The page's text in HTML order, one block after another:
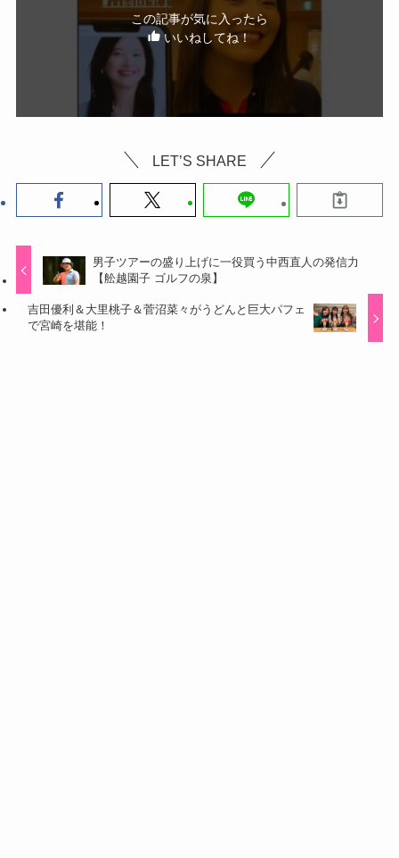
この記事が気に入ったら
いいねしてね！
LET’S SHARE
男子ツアーの盛り上げに一役買う中西直人の発信力
【舩越園子 ゴルフの泉】
吉田優利＆大里桃子＆菅沼菜々がうどんと巨大パフェ
で宮崎を堪能！